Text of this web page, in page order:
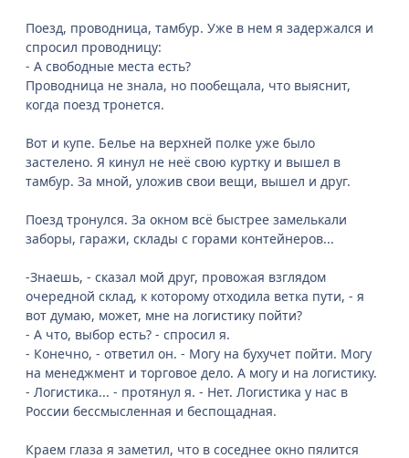
Поезд, проводница, тамбур. Уже в нем я задержался и
спросил проводницу:
- А свободные места есть?
Проводница не знала, но пообещала, что выяснит,
когда поезд тронется.
Вот и купе. Белье на верхней полке уже было
застелено. Я кинул не неё свою куртку и вышел в
тамбур. За мной, уложив свои вещи, вышел и друг.
Поезд тронулся. За окном всё быстрее замелькали
заборы, гаражи, склады с горами контейнеров...
-Знаешь, - сказал мой друг, провожая взглядом
очередной склад, к которому отходила ветка пути, - я
вот думаю, может, мне на логистику пойти?
- А что, выбор есть? - спросил я.
- Конечно, - ответил он. - Могу на бухучет пойти. Могу
на менеджмент и торговое дело. А могу и на логистику.
- Логистика... - протянул я. - Нет. Логистика у нас в
России бессмысленная и беспощадная.
Краем глаза я заметил, что в соседнее окно пялится